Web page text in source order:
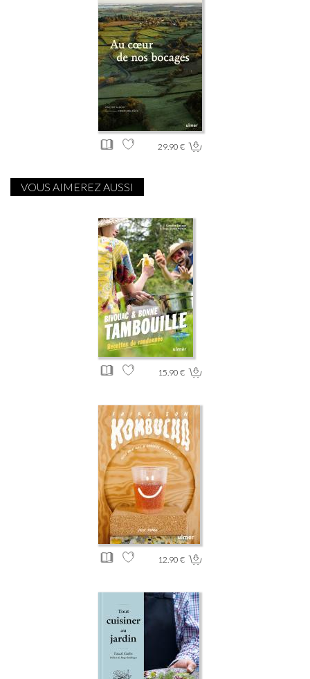
29.90 €
VOUS AIMEREZ AUSSI
15.90 €
12.90 €